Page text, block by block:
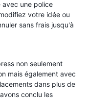
avec une police
votre idée ou
sans frais jusqu'à
non seulement
mais également avec
dans plus de
conclu les